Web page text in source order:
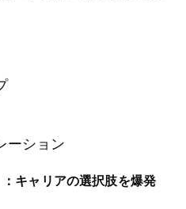
ーション
キャリアの選択肢を爆発